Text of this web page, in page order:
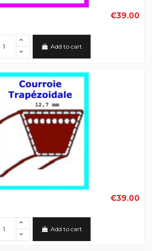
€39.00
Add to cart
€39.00
Add to cart